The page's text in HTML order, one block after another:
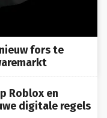
fors te
Roblox en
digitale regels